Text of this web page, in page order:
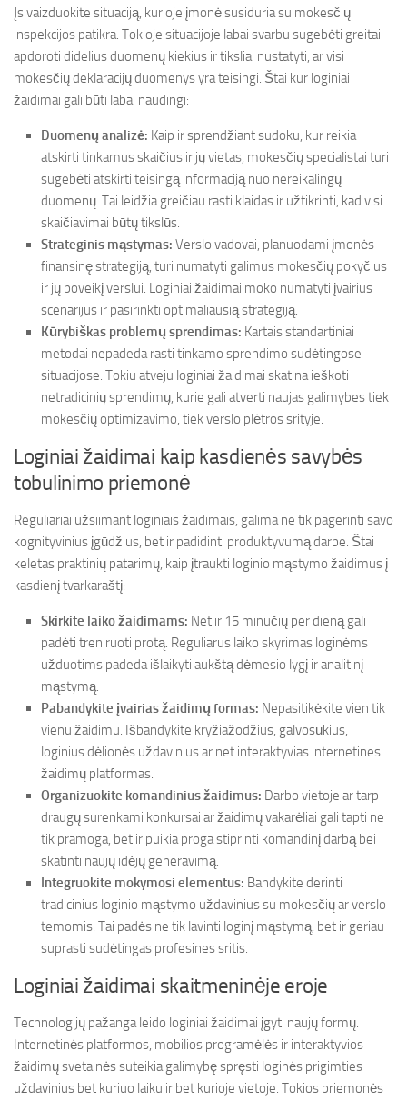
Įsivaizduokite situaciją, kurioje įmonė susiduria su mokesčių
inspekcijos patikra. Tokioje situacijoje labai svarbu sugebėti greitai
apdoroti didelius duomenų kiekius ir tiksliai nustatyti, ar visi
mokesčių deklaracijų duomenys yra teisingi. Štai kur loginiai
žaidimai gali būti labai naudingi:
Duomenų analizė: Kaip ir sprendžiant sudoku, kur reikia
atskirti tinkamus skaičius ir jų vietas, mokesčių specialistai turi
sugebėti atskirti teisingą informaciją nuo nereikalingų
duomenų. Tai leidžia greičiau rasti klaidas ir užtikrinti, kad visi
skaičiavimai būtų tikslūs.
Strateginis mąstymas: Verslo vadovai, planuodami įmonės
finansinę strategiją, turi numatyti galimus mokesčių pokyčius
ir jų poveikį verslui. Loginiai žaidimai moko numatyti įvairius
scenarijus ir pasirinkti optimaliausią strategiją.
Kūrybiškas problemų sprendimas: Kartais standartiniai
metodai nepadeda rasti tinkamo sprendimo sudėtingose
situacijose. Tokiu atveju loginiai žaidimai skatina ieškoti
netradicinių sprendimų, kurie gali atverti naujas galimybes tiek
mokesčių optimizavimo, tiek verslo plėtros srityje.
Loginiai žaidimai kaip kasdienės savybės
tobulinimo priemonė
Reguliariai užsiimant loginiais žaidimais, galima ne tik pagerinti savo
kognityvinius įgūdžius, bet ir padidinti produktyvumą darbe. Štai
keletas praktinių patarimų, kaip įtraukti loginio mąstymo žaidimus į
kasdienį tvarkaraštį:
Skirkite laiko žaidimams: Net ir 15 minučių per dieną gali
padėti treniruoti protą. Reguliarus laiko skyrimas loginėms
užduotims padeda išlaikyti aukštą dėmesio lygį ir analitinį
mąstymą.
Pabandykite įvairias žaidimų formas: Nepasitikėkite vien tik
vienu žaidimu. Išbandykite kryžiažodžius, galvosūkius,
loginius dėlionės uždavinius ar net interaktyvias internetines
žaidimų platformas.
Organizuokite komandinius žaidimus: Darbo vietoje ar tarp
draugų surenkami konkursai ar žaidimų vakarėliai gali tapti ne
tik pramoga, bet ir puikia proga stiprinti komandinį darbą bei
skatinti naujų idėjų generavimą.
Integruokite mokymosi elementus: Bandykite derinti
tradicinius loginio mąstymo uždavinius su mokesčių ar verslo
temomis. Tai padės ne tik lavinti loginį mąstymą, bet ir geriau
suprasti sudėtingas profesines sritis.
Loginiai žaidimai skaitmeninėje eroje
Technologijų pažanga leido loginiai žaidimai įgyti naujų formų.
Internetinės platformos, mobilios programėlės ir interaktyvios
žaidimų svetainės suteikia galimybę spręsti loginės prigimties
uždavinius bet kuriuo laiku ir bet kurioje vietoje. Tokios priemonės